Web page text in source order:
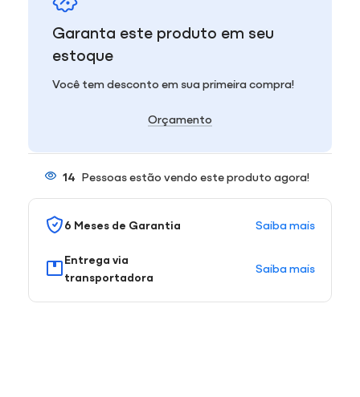
Garanta este produto em seu
estoque
Você tem desconto em sua primeira compra!
Orçamento
14 Pessoas estão vendo este produto agora!
6 Meses de Garantia Saiba mais
Entrega via
transportadora
Saiba mais